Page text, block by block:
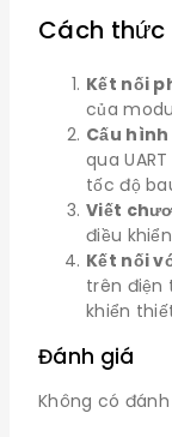
Cách thức
Kết nối
của
Cấu
qua
tốc độ
Viết
điều
Kết nối
trên điện
khiển
Đánh giá
Không có